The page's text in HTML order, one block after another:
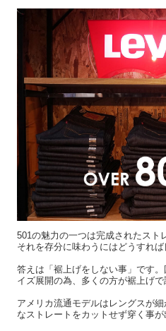
501の魅力の一つは完成されたスト
それを存分に味わうにはどうすれば
答えは「裾上げをしない事」です
イズ展開の為、多くの方が裾上げで
アメリカ流通モデルはレングスが
なストレートをカットせず穿く事が